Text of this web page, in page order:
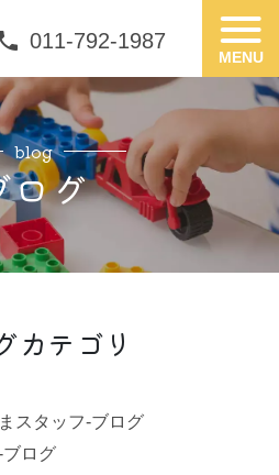
011-792-1987
011-792-1987
blog
ログ
カテゴリ
スタッフ-ブログ
ログ